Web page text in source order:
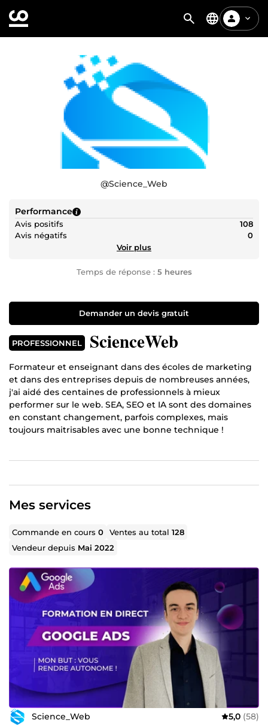
@Science_Web
Performance
Avis positifs
108
Avis négatifs
0
Voir plus
Temps de réponse : 5 heures
Demander un devis gratuit
PROFESSIONNEL ScienceWeb
Formateur et enseignant dans des écoles de marketing
et dans des entreprises depuis de nombreuses années,
j'ai aidé des centaines de professionnels à mieux
performer sur le web. SEA, SEO et IA sont des domaines
en constant changement, parfois complexes, mais
toujours maitrisables avec une bonne technique !
aider à réussir et à devenir autonome dans ce domaine
clients !
Mes services
Commande en cours0 Ventes au total128
Vendeur depuis Mai 2022
Science_Web 5,0 (58)